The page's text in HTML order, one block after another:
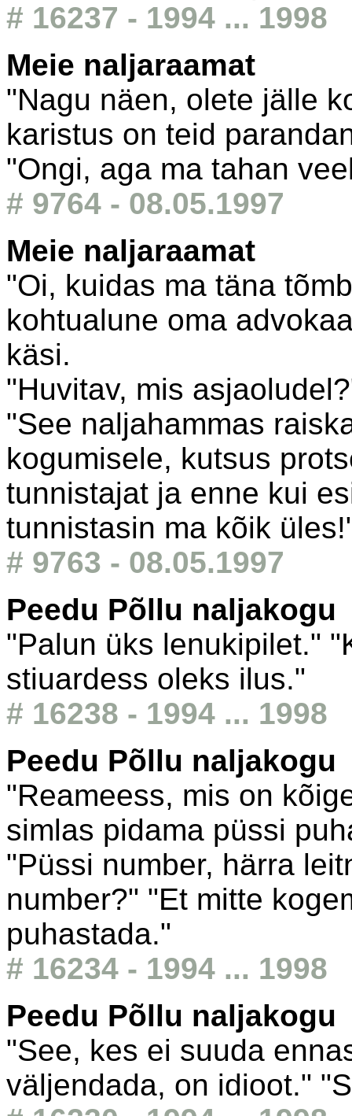
# 16237 - 1994 ... 1998
Meie naljaraamat
"Nagu näen, olete jälle
karistus on teid
"Ongi, aga ma tahan
# 9764 - 08.05.1997
Meie naljaraamat
"Oi, kuidas ma täna
kohtualune oma
käsi.
"Huvitav, mis
"See naljahammas
kogumisele, kutsus
tunnistajat ja enne kui
tunnistasin ma kõik
# 9763 - 08.05.1997
Peedu Põllu naljakogu
"Palun üks lenukipilet."
stiuardess oleks ilus."
# 16238 - 1994 ... 1998
Peedu Põllu naljakogu
"Reameess, mis on
simlas pidama püssi
"Püssi number, härra
number?" "Et mitte
puhastada."
# 16234 - 1994 ... 1998
Peedu Põllu naljakogu
"See, kes ei suuda
väljendada, on idioot."